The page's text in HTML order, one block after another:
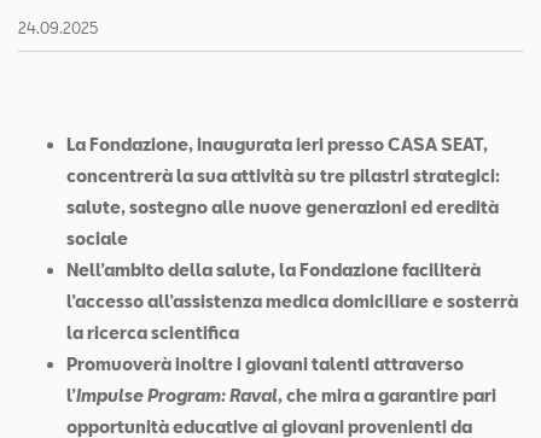
Contatti
24.09.2025
La Fondazione, inaugurata ieri presso CASA SEAT,
concentrerà la sua attività su tre pilastri strategici:
salute, sostegno alle nuove generazioni ed eredità
sociale
Nell’ambito della salute, la Fondazione faciliterà
l’accesso all’assistenza medica domiciliare e sosterrà
la ricerca scientifica
Promuoverà inoltre i giovani talenti attraverso
l’Impulse Program: Raval, che mira a garantire pari
opportunità educative ai giovani provenienti da